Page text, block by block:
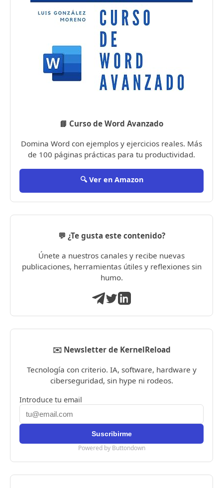
📘 Curso de Word Avanzado
Domina Word con ejemplos y ejercicios reales. Más
de 100 páginas prácticas para tu productividad.
🔍 Ver en Amazon
💬 ¿Te gusta este contenido?
Únete a nuestros canales y recibe nuevas
publicaciones, herramientas útiles y reflexiones sin
humo.
✉️ Newsletter de KernelReload
Tecnología con criterio. IA, software, hardware y
ciberseguridad, sin hype ni rodeos.
Introduce tu email
Powered by Buttondown